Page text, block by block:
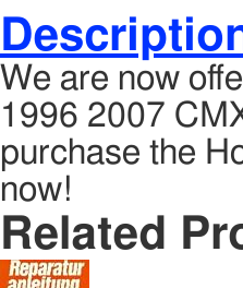
We are now
1996 2007
purchase the
now!
Related